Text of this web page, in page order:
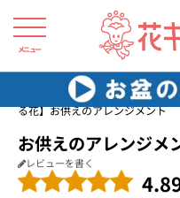
メニュー
花キューピット 四十九日法要
る花】お供えのアレンジメント
お供えのアレンジメ
レビューを書く